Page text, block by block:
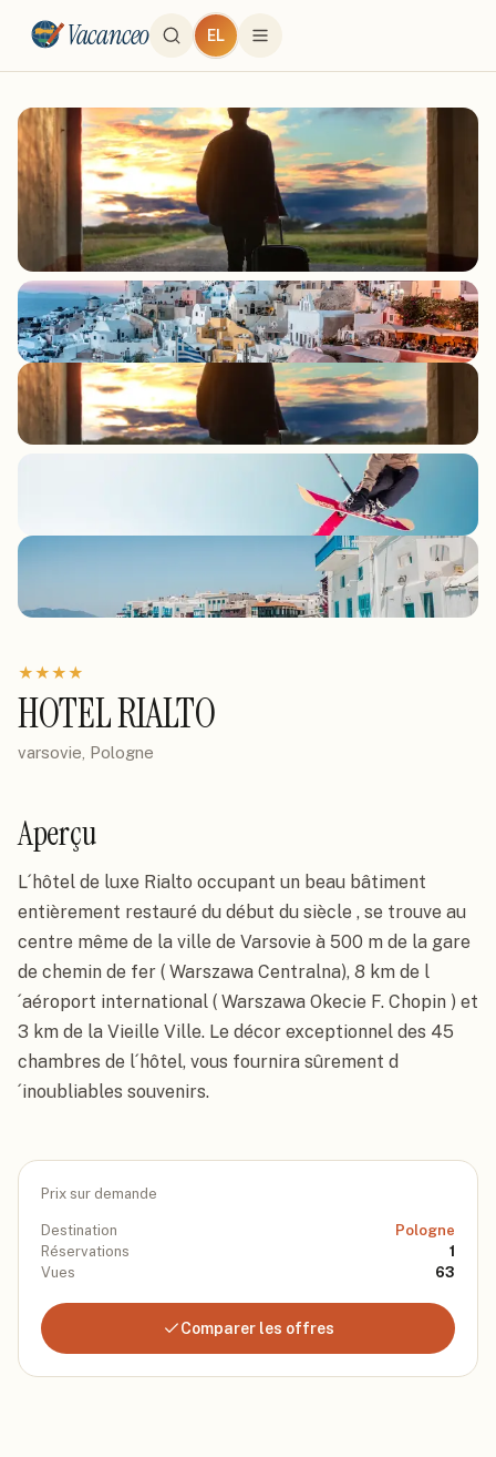
Vacanceo EL
★★★★
HOTEL RIALTO
varsovie, Pologne
Aperçu
L´hôtel de luxe Rialto occupant un beau bâtiment
entièrement restauré du début du siècle , se trouve au
centre même de la ville de Varsovie à 500 m de la gare
de chemin de fer ( Warszawa Centralna), 8 km de l
´aéroport international ( Warszawa Okecie F. Chopin ) et
3 km de la Vieille Ville. Le décor exceptionnel des 45
chambres de l´hôtel, vous fournira sûrement d
´inoubliables souvenirs.
Prix sur demande
Destination
Pologne
Réservations
1
Vues
63
Comparer les offres